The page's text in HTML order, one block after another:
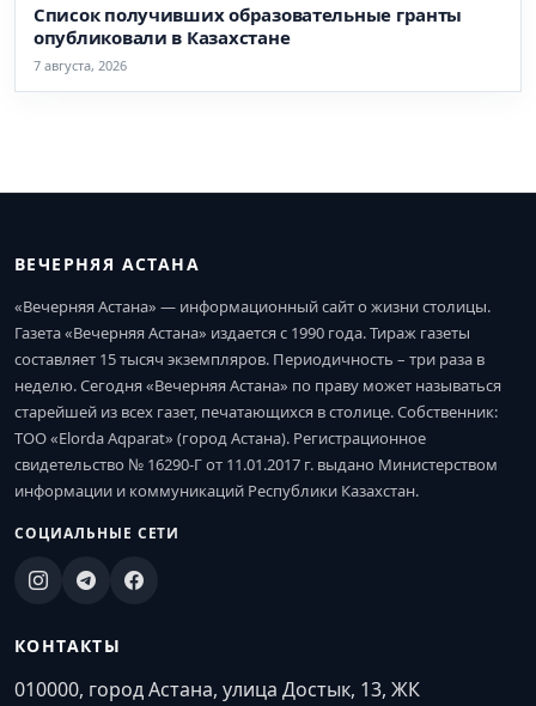
Список получивших образовательные гранты
опубликовали в Казахстане
7 августа, 2026
ВЕЧЕРНЯЯ АСТАНА
«Вечерняя Астана» — информационный сайт о жизни столицы.
Газета «Вечерняя Астана» издается с 1990 года. Тираж газеты
составляет 15 тысяч экземпляров. Периодичность – три раза в
неделю. Сегодня «Вечерняя Астана» по праву может называться
старейшей из всех газет, печатающихся в столице. Собственник:
ТОО «Elorda Aqparat» (город Астана). Регистрационное
свидетельство № 16290-Г от 11.01.2017 г. выдано Министерством
информации и коммуникаций Республики Казахстан.
СОЦИАЛЬНЫЕ СЕТИ
КОНТАКТЫ
010000, город Астана, улица Достык, 13, ЖК